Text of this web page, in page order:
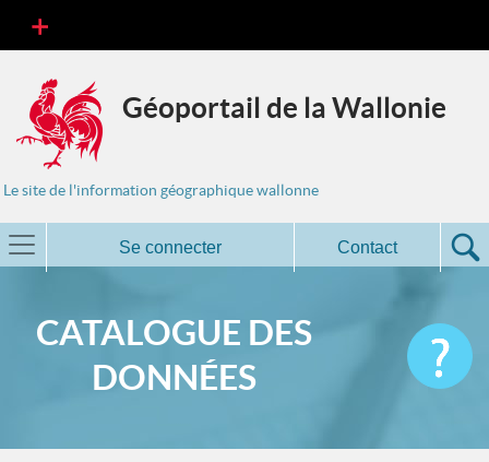
Géoportail de la Wallonie
Le site de l'information géographique wallonne
Se connecter Contact
CATALOGUE DES
DONNÉES